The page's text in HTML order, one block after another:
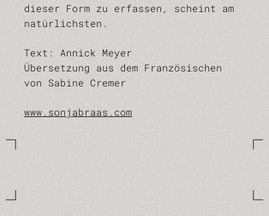
dieser Form zu erfassen, scheint am
natürlichsten.
Text: Annick Meyer
Übersetzung aus dem Französischen
von Sabine Cremer
www.sonjabraas.com